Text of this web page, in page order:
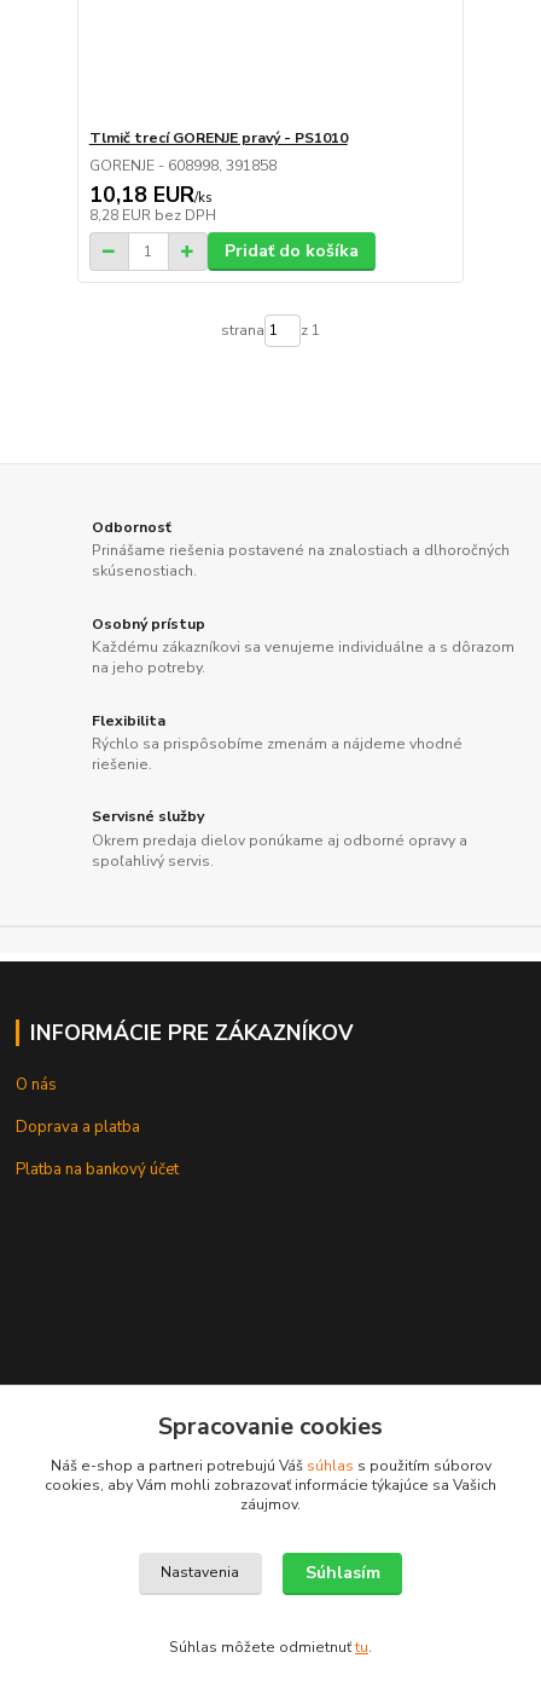
Tlmič trecí GORENJE pravý - PS1010
GORENJE - 608998, 391858
10,18 EUR/ks
8,28 EUR bez DPH
Pridať do košíka
strana z 1
Odbornosť
Prinášame riešenia postavené na znalostiach a dlhoročných
skúsenostiach.
Osobný prístup
Každému zákazníkovi sa venujeme individuálne a s dôrazom
na jeho potreby.
Flexibilita
Rýchlo sa prispôsobíme zmenám a nájdeme vhodné
riešenie.
Servisné služby
Okrem predaja dielov ponúkame aj odborné opravy a
spoľahlivý servis.
INFORMÁCIE PRE ZÁKAZNÍKOV
O nás
Doprava a platba
Platba na bankový účet
leksunsro@gmail.com
Upravit sběr cookies.
Spracovanie cookies
Náš e-shop a partneri potrebujú Váš súhlas s použitím súborov
cookies, aby Vám mohli zobrazovať informácie týkajúce sa Vašich
záujmov.
Nastavenia Súhlasím
Súhlas môžete odmietnuťtu.